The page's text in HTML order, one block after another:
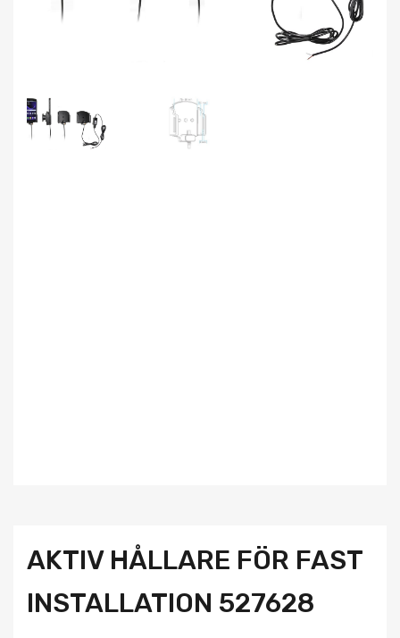
AKTIV HÅLLARE FÖR FAST
INSTALLATION 527628